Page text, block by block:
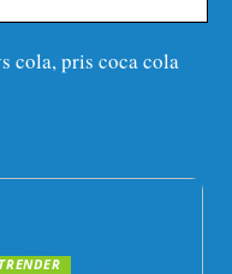
cola, pris coca cola
TRENDER